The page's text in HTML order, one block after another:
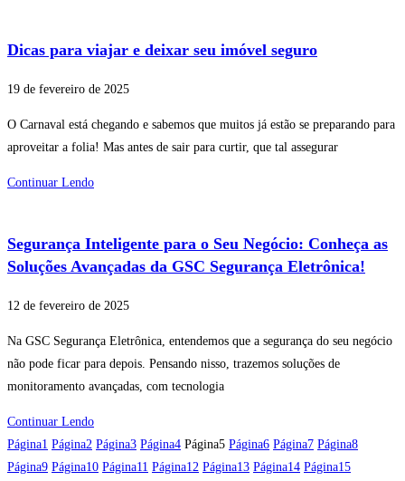
Dicas para viajar e deixar seu imóvel seguro
19 de fevereiro de 2025
O Carnaval está chegando e sabemos que muitos já estão se preparando para
aproveitar a folia! Mas antes de sair para curtir, que tal assegurar
Continuar Lendo
Segurança Inteligente para o Seu Negócio: Conheça as
Soluções Avançadas da GSC Segurança Eletrônica!
12 de fevereiro de 2025
Na GSC Segurança Eletrônica, entendemos que a segurança do seu negócio
não pode ficar para depois. Pensando nisso, trazemos soluções de
monitoramento avançadas, com tecnologia
Continuar Lendo
Página1 Página2 Página3 Página4 Página5 Página6 Página7 Página8
Página9 Página10 Página11 Página12 Página13 Página14 Página15